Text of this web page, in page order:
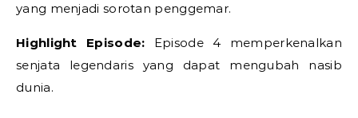
yang menjadi sorotan penggemar.
Highlight Episode: Episode 4 memperkenalkan
senjata legendaris yang dapat mengubah nasib
dunia.